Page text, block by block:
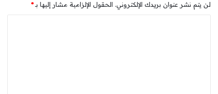
لن يتم نشر عنوان بريدك الإلكتروني. الحقول الإلزامية مشار إليها بـ*